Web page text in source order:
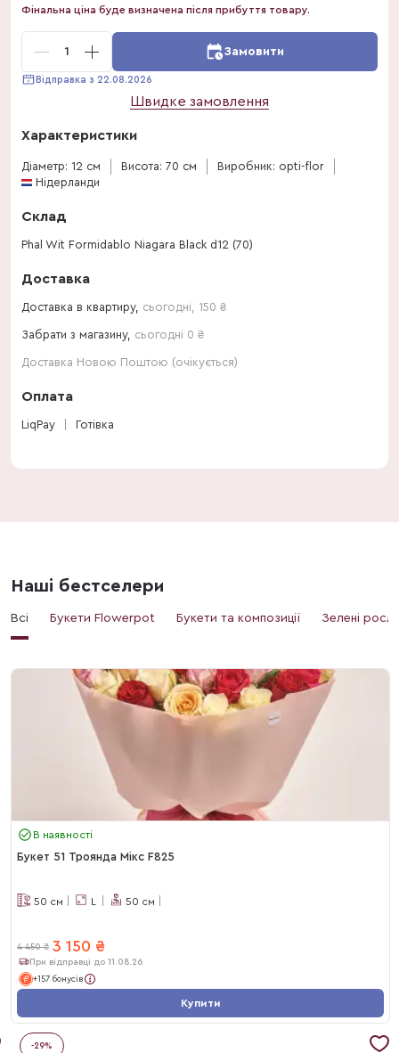
Фінальна ціна буде визначена після прибуття товару.
1 Замовити
Відправка з 22.08.2026
Швидке замовлення
Характеристики
Діаметр: 12 см Висота: 70 см
Виробник: opti-flor
Нідерланди
Склад
Phal Wit Formidablo Niagara Black d12 (70)
Доставка
Доставка в квартиру, сьогодні 150 ₴
Забрати з магазину, сьогодні 0 ₴
Доставка Новою Поштою (очікується)
Оплата
LiqPay Готівка
Наші бестселери
Всі Букети Flowerpot Букети та композиції Зелені
В наявності
Букет 51 Троянда Мікс F825
50 см L 50 см
4 450 ₴ 3 150 ₴
При відправці до 11.08.26
+157 бонусів
Купити
-29%